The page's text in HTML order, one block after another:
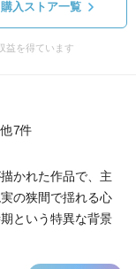
購入ストア一覧
益を得ています
他7件
かれた作品で、主
の狭間で揺れる心
という特異な背景